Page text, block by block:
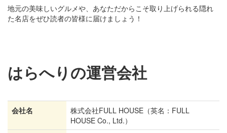
地元の美味しいグルメや、あなただからこそ取り上げられる隠れ
た名店をぜひ読者の皆様に届けましょう！
はらへりの運営会社
会社名
株式会社FULL HOUSE（英名：FULL
HOUSE Co., Ltd.）